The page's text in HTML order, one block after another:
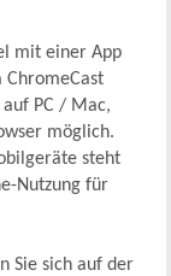
mit einer App
ChromeCast
PC / Mac,
möglich.
steht
Nutzung für
Sie sich auf der